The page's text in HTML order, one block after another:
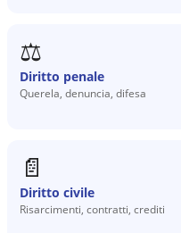
⚖️
Diritto penale
Querela, denuncia, difesa
📄
Diritto civile
Risarcimenti, contratti, crediti